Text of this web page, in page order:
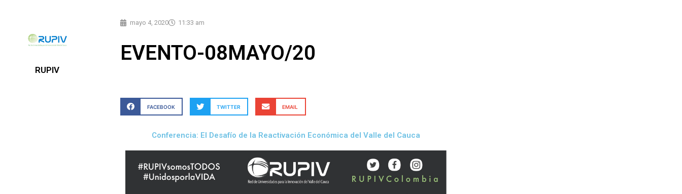
RUPIV
mayo 4, 2020 11:33 am
EVENTO-08MAYO/20
FACEBOOK TWITTER EMAIL
Conferencia: El Desafío de la Reactivación Económica del Valle del Cauca